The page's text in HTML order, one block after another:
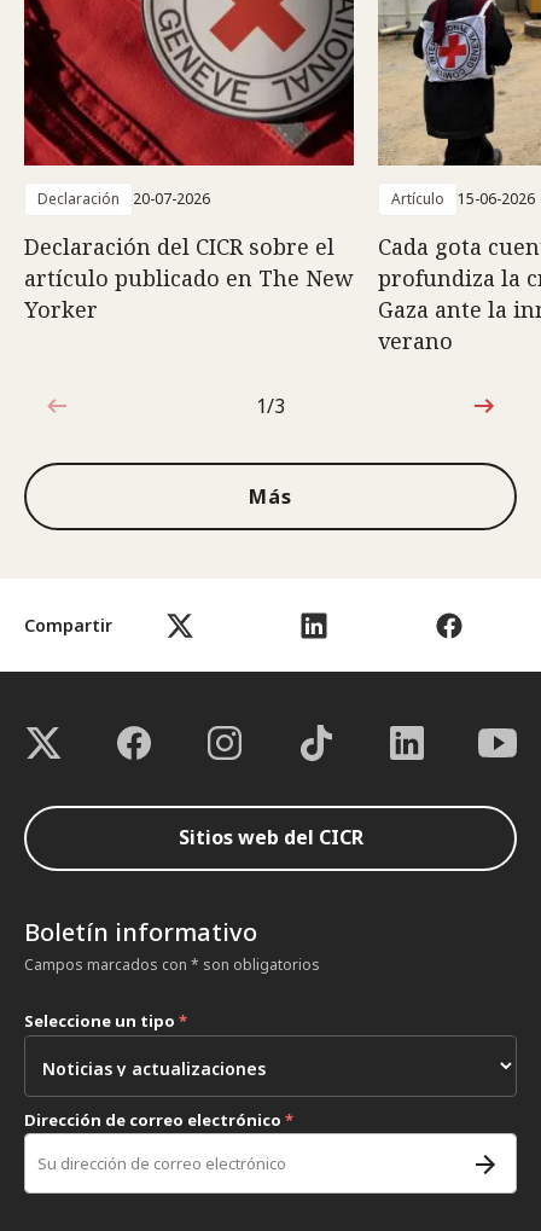
Compartir
Declaración 20-07-2026
Declaración del CICR sobre el
artículo publicado en The New
Yorker
Artículo 15-06-2026
Cada gota
profundiza la
Gaza ante la
verano
1de3
1/3
Más
Sitios web del CICR
Boletín informativo
Campos marcados con * son obligatorios
Seleccione un tipo *
Dirección de correo electrónico *